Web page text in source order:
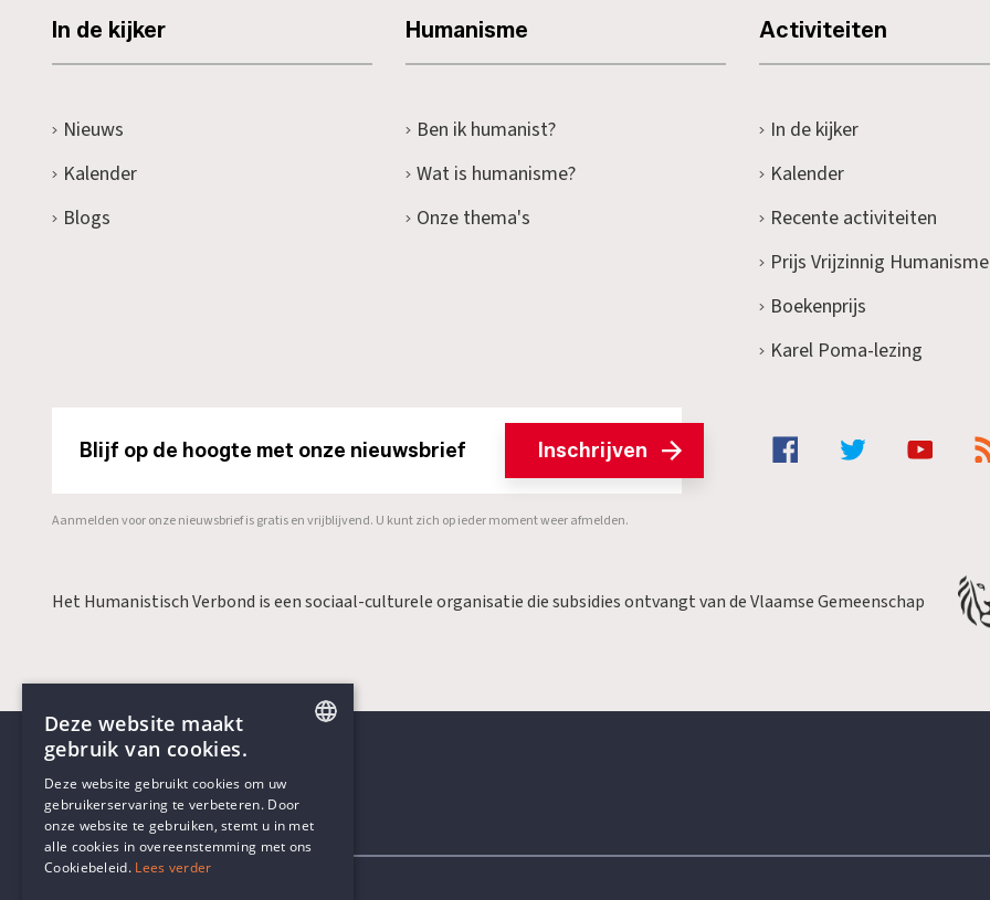
In de kijker
Nieuws
Kalender
Blogs
Humanisme
Ben ik humanist?
Wat is humanisme?
Onze thema's
Activiteiten
In de kijker
Kalender
Recente activiteiten
Prijs Vrijzinnig Humanisme
Boekenprijs
Karel Poma-lezing
Blijf op de hoogte met onze nieuwsbrief Inschrijven
Aanmelden voor onze nieuwsbrief is gratis en vrijblijvend. U kunt zich op ieder moment weer afmelden.
Het Humanistisch Verbond is een sociaal-culturele organisatie die subsidies ontvangt van de Vlaamse Gemeenschap
Contactgegevens
DUTCH
Deze website maakt
gebruik van cookies.
Deze website gebruikt cookies om uw
gebruikerservaring te verbeteren. Door
onze website te gebruiken, stemt u in met
alle cookies in overeenstemming met ons
Cookiebeleid. Lees verder